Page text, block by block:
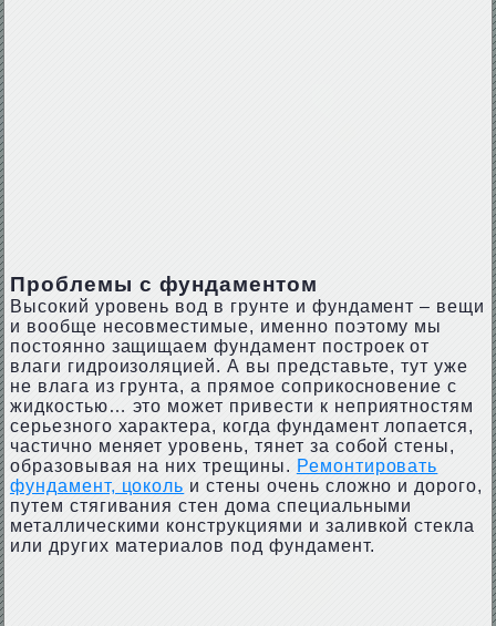
Проблемы с фундаментом
Высокий уровень вод в грунте и фундамент – вещи
и вообще несовместимые, именно поэтому мы
постоянно защищаем фундамент построек от
влаги гидроизоляцией. А вы представьте, тут уже
не влага из грунта, а прямое соприкосновение с
жидкостью… это может привести к неприятностям
серьезного характера, когда фундамент лопается,
частично меняет уровень, тянет за собой стены,
образовывая на них трещины. Ремонтировать
фундамент, цоколь и стены очень сложно и дорого,
путем стягивания стен дома специальными
металлическими конструкциями и заливкой стекла
или других материалов под фундамент.